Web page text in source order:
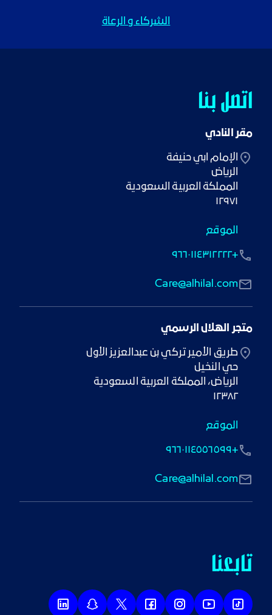
الشركاء و الرعاة
اتصل بنا
مقر النادي
١٢٩٧١
الموقع
Care@alhilal.com
+٩٦٦٠١١٤٣١٢٢٢٢
متجر الهلال الرسمي
حي النخيل
١٢٣٨٢
الموقع
Care@alhilal.com
+٩٦٦٠١١٤٥٥٦٥٩٩
تابعنا